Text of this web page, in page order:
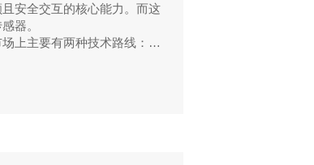
安全交互的核心能力。而这
器。
上主要有两种技术路线：嵌
机械传动链的内在组成部